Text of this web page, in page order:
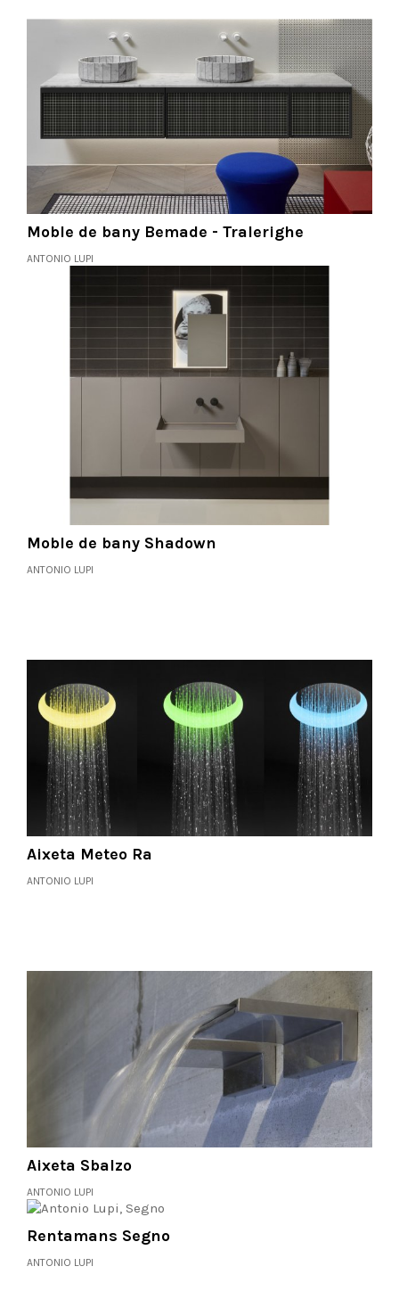
Moble de bany Bemade - Tralerighe
ANTONIO LUPI
Moble de bany Shadown
ANTONIO LUPI
Aixeta Meteo Ra
ANTONIO LUPI
Aixeta Sbalzo
ANTONIO LUPI
Rentamans Segno
ANTONIO LUPI